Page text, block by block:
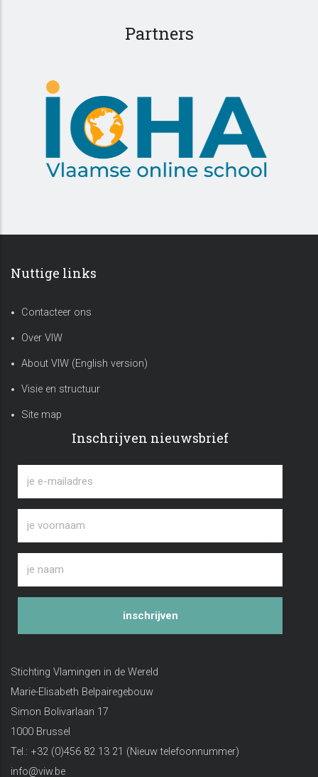
Partners
Nuttige links
Contacteer ons
Over VIW
About VIW (English version)
Visie en structuur
Site map
Inschrijven nieuwsbrief
inschrijven
Stichting Vlamingen in de Wereld
Marie-Elisabeth Belpairegebouw
Simon Bolivarlaan 17
1000 Brussel
Tel.: +32 (0)456 82 13 21 (Nieuw telefoonnummer)
info@viw.be